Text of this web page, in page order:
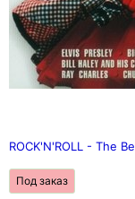
ROCK'N'ROLL - The
Под заказ